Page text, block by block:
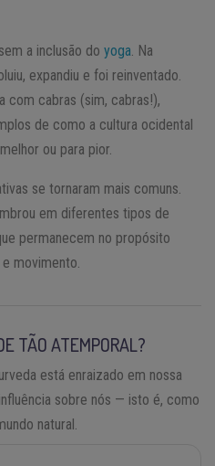
a inclusão do yoga . Na
expandiu e foi reinventado.
com cabras (sim, cabras!),
de como a cultura ocidental
ou para pior.
se tornaram mais comuns.
em diferentes tipos de
permanecem no propósito
movimento.
TÃO ATEMPORAL?
está enraizado em nossa
sobre nós — isto é, como
natural.